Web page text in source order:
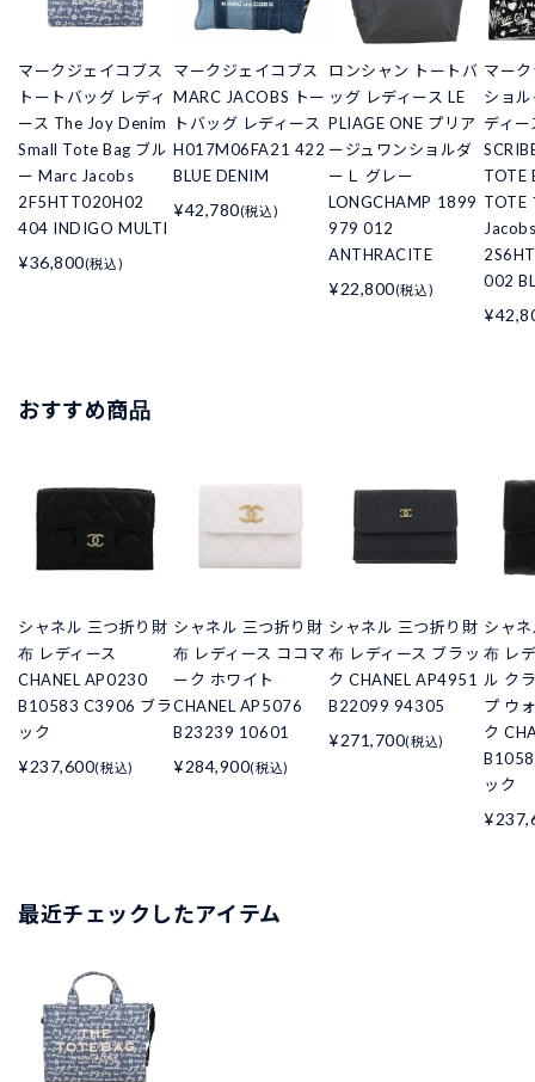
マークジェイコブス
トートバッグ レディ
ース The Joy Denim
Small Tote Bag ブル
ー Marc Jacobs
2F5HTT020H02
404 INDIGO MULTI
¥36,800(税込)
マークジェイコブス
MARC JACOBS トー
トバッグ レディース
H017M06FA21 422
BLUE DENIM
¥42,780(税込)
ロンシャン トートバ
ッグ レディース LE
PLIAGE ONE プリア
ージュワンショルダ
ーＬ グレー
LONGCHAMP 1899
979 012
ANTHRACITE
¥22,800(税込)
マー
ショ
ディ
TOTE
TOTE
002
おすすめ商品
シャネル 三つ折り財
布 レディース
CHANEL AP0230
B10583 C3906 ブラ
ック
¥237,600(税込)
シャネル 三つ折り財
布 レディース ココマ
ーク ホワイト
CHANEL AP5076
B23239 10601
¥284,900(税込)
シャネル 三つ折り財
布 レディース ブラッ
ク CHANEL AP4951
B22099 94305
¥271,700(税込)
シャ
布 レ
ル ク
プ ウ
ク
ック
最近チェックしたアイテム